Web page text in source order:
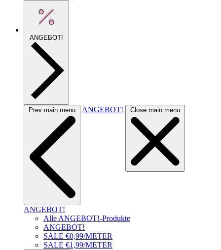
ANGEBOT!
Prev main menu ANGEBOT! Close main menu
ANGEBOT!
Alle ANGEBOT!-Produkte
ANGEBOT!
SALE €0,99/METER
SALE €1,99/METER